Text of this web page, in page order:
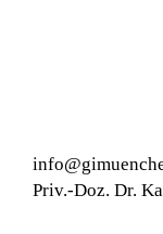
Priv.-Doz. Dr.